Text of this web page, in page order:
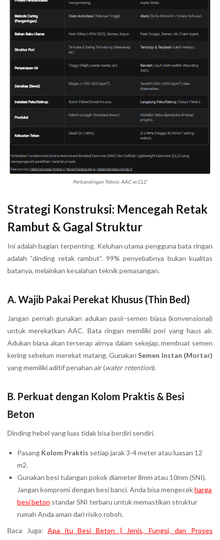
Perbandingan Teknis: AAC vs CLC
Strategi Konstruksi: Mencegah Retak
Rambut & Gagal Struktur
Ini adalah bagian terpenting. Keluhan utama pengguna bata ringan
adalah “dinding retak rambut”. 99% penyebabnya bukan kualitas
batanya, melainkan kesalahan teknik pemasangan.
A. Wajib Pakai Perekat Khusus (Thin Bed)
Jangan pernah gunakan adukan pasir-semen biasa (konvensional)
untuk merekatkan AAC. Bata ringan memiliki pori yang haus air.
Adukan biasa akan terserap airnya dalam sekejap, membuat semen
kering sebelum merekat matang. GunakanSemen Instan (Mortar)
yang memiliki aditif penahan air (water retention).
B. Perkuat dengan Kolom Praktis & Besi
Beton
Dinding hebel yang luas tidak bisa berdiri sendiri.
Pasang Kolom Praktis setiap jarak 3-4 meter atau luasan 12
m2.
Gunakan besi tulangan pokok diameter 8mm atau 10mm (SNI).
Jangan kompromi dengan besi banci. Anda bisa mengecekharga
besi beton standar SNI terbaru untuk memastikan struktur
rumah Anda aman dari risiko roboh.
Baca Juga:Apa itu Besi Beton | Jenis, Fungsi, dan Proses